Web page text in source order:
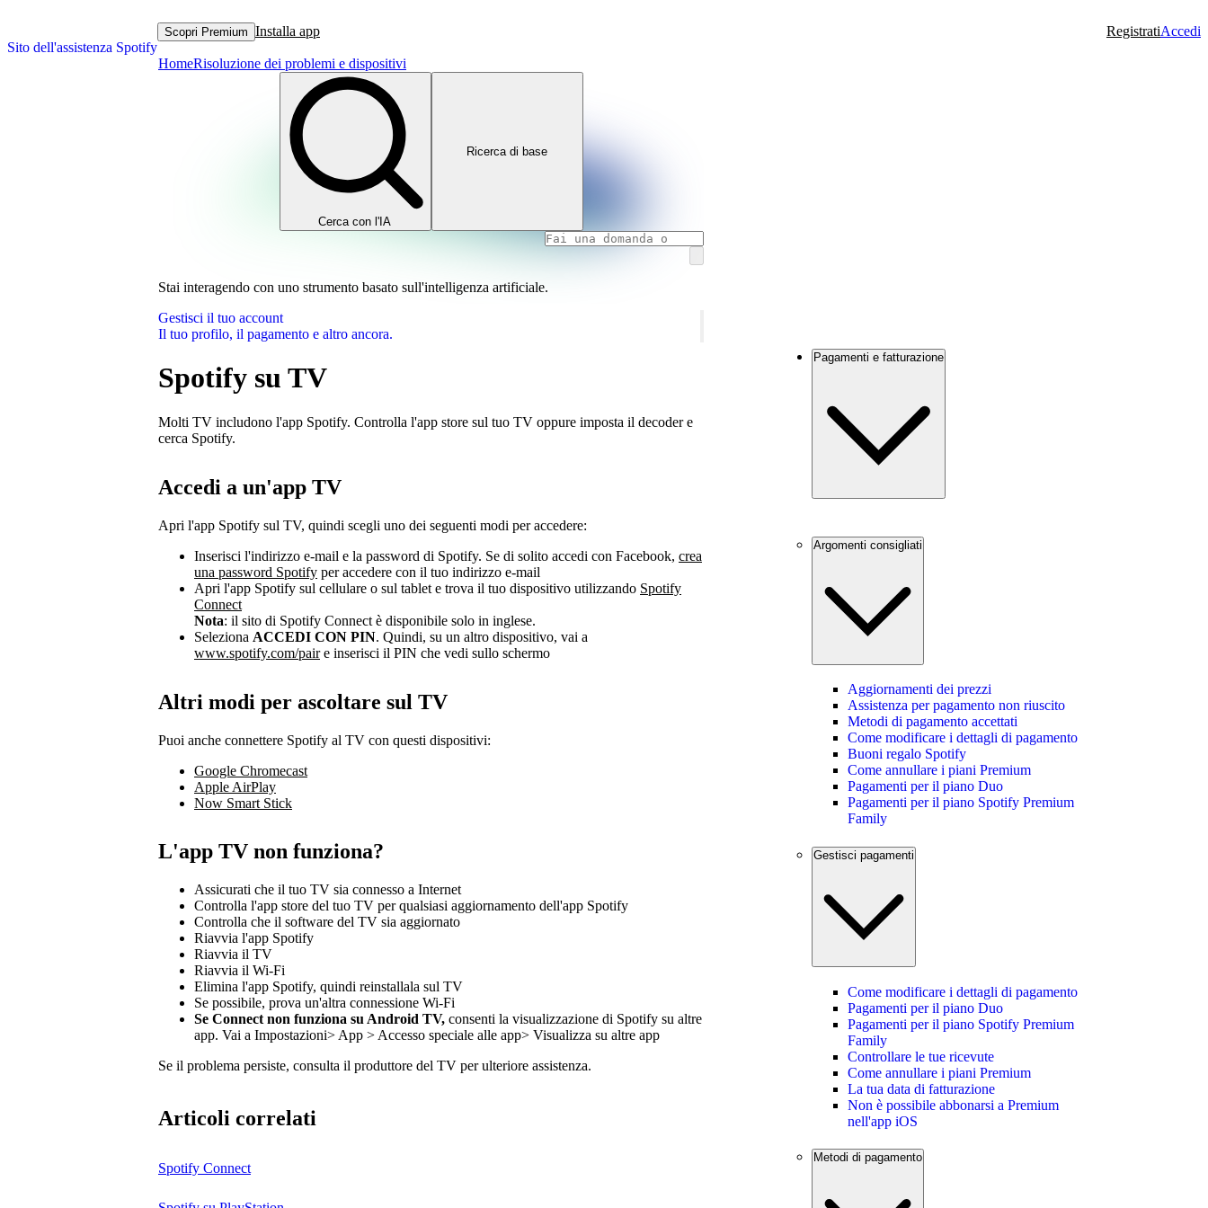
Sito dell'assistenza Spotify
Scopri Premium Installa app RegistratiAccedi
HomeRisoluzione dei problemi e dispositivi
Cerca con l'IA
Ricerca di base
Stai interagendo con uno strumento basato sull'intelligenza artificiale.
Gestisci il tuo account
Il tuo profilo, il pagamento e altro ancora.
Spotify su TV
Molti TV includono l'app Spotify. Controlla l'app store sul tuo TV oppure imposta il decoder e
cerca Spotify.
Accedi a un'app TV
Apri l'app Spotify sul TV, quindi scegli uno dei seguenti modi per accedere:
Inserisci l'indirizzo e-mail e la password di Spotify. Se di solito accedi con Facebook, crea
una password Spotify per accedere con il tuo indirizzo e-mail
Apri l'app Spotify sul cellulare o sul tablet e trova il tuo dispositivo utilizzando Spotify
Connect
Nota: il sito di Spotify Connect è disponibile solo in inglese.
Seleziona ACCEDI CON PIN. Quindi, su un altro dispositivo, vai a
www.spotify.com/paire inserisci il PIN che vedi sullo schermo
Altri modi per ascoltare sul TV
Puoi anche connettere Spotify al TV con questi dispositivi:
Google Chromecast
Apple AirPlay
Now Smart Stick
L'app TV non funziona?
Assicurati che il tuo TV sia connesso a Internet
Controlla l'app store del tuo TV per qualsiasi aggiornamento dell'app Spotify
Controlla che il software del TV sia aggiornato
Riavvia l'app Spotify
Riavvia il TV
Riavvia il Wi-Fi
Elimina l'app Spotify, quindi reinstallala sul TV
Se possibile, prova un'altra connessione Wi-Fi
Se Connect non funziona su Android TV, consenti la visualizzazione di Spotify su altre
app. Vai a Impostazioni> App > Accesso speciale alle app> Visualizza su altre app
Se il problema persiste, consulta il produttore del TV per ulteriore assistenza.
Articoli correlati
Spotify Connect
Pagamenti e fatturazione
Argomenti consigliati
Aggiornamenti dei prezzi
Assistenza per pagamento non riuscito
Metodi di pagamento accettati
Come modificare i dettagli di pagamento
Buoni regalo Spotify
Come annullare i piani Premium
Pagamenti per il piano Duo
Pagamenti per il piano Spotify Premium
Family
Gestisci pagamenti
Come modificare i dettagli di pagamento
Pagamenti per il piano Duo
Pagamenti per il piano Spotify Premium
Family
Controllare le tue ricevute
Come annullare i piani Premium
La tua data di fatturazione
Non è possibile abbonarsi a Premium
nell'app iOS
Metodi di pagamento